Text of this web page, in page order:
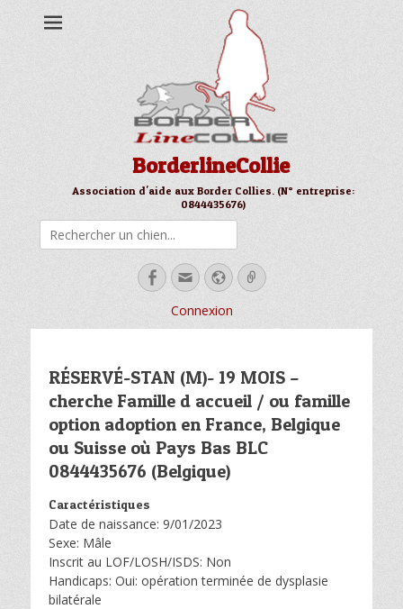
BorderlineCollie
Association d'aide aux Border Collies. (N° entreprise:
0844435676)
Facebook
EmailSite
web
Link
Connexion
RÉSERVÉ-STAN (M)- 19 MOIS –
cherche Famille d accueil / ou famille
option adoption en France, Belgique
ou Suisse où Pays Bas BLC
0844435676 (Belgique)
Caractéristiques
Date de naissance: 9/01/2023
Sexe: Mâle
Inscrit au LOF/LOSH/ISDS: Non
Handicaps: Oui: opération terminée de dysplasie
bilatérale